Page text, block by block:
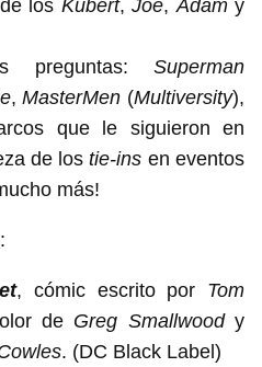
los Kubert, Joe, Adamy
preguntas: Superman
,MasterMen (Multiversity),
que le siguieron en
de lostie-ins en eventos
más!
:
, cómic escrito por Tom
de Greg Smallwoody
. (DC Black Label)